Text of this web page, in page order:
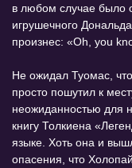
в любом случае было
игрушечного
произнес: «Oh, you
Не ожидал Туомас,
просто пошутил к
неожиданностью для
книгу Толкиена
языке. Хоть она и
опасения, что